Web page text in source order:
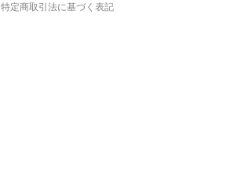
特定商取引法に基づく表記